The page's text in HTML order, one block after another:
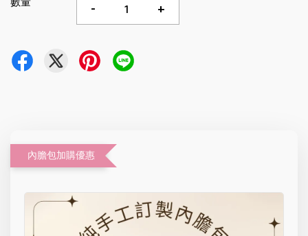
- +
內膽包加購優惠